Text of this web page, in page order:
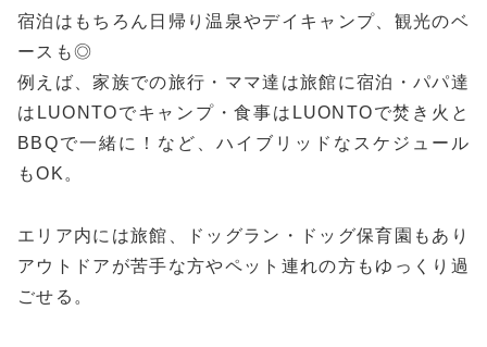
宿泊はもちろん日帰り温泉やデイキャンプ、観光のベ
ースも◎
例えば、家族での旅行・ママ達は旅館に宿泊・パパ達
はLUONTOでキャンプ・食事はLUONTOで焚き火と
BBQで一緒に！など、ハイブリッドなスケジュール
もOK。
エリア内には旅館、ドッグラン・ドッグ保育園もあり
アウトドアが苦手な方やペット連れの方もゆっくり過
ごせる。